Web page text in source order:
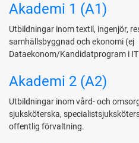
Akademi 1 (A1)
Utbildningar inom textil, ingenjör,
samhällsbyggnad och ekonomi (ej
Dataekonom/Kandidatprogram i
Akademi 2 (A2)
Utbildningar inom vård- och
sjuksköterska,
offentlig förvaltning.